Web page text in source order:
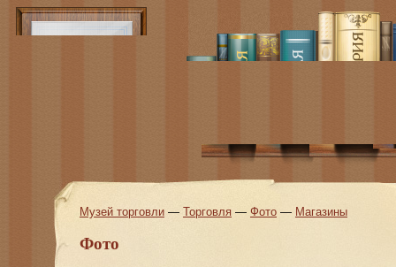
Музей торговли — Торговля — Фото — Магазины
Фото